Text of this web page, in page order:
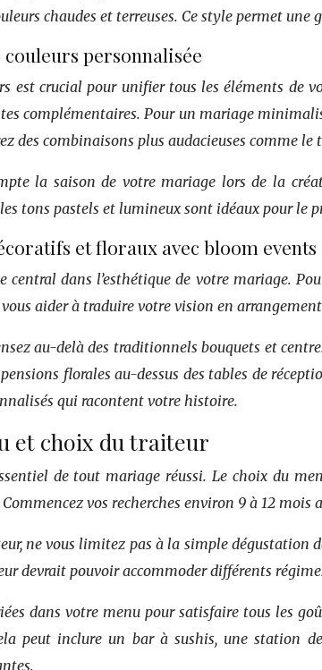
chaudes et terreuses. Ce style permet
couleurs personnalisée
est crucial pour unifier tous les éléments de
complémentaires. Pour un mariage
des combinaisons plus audacieuses comme
la saison de votre mariage lors de la
tons pastels et lumineux sont idéaux pour le
et floraux avec bloom events
dans l’esthétique de votre mariage.
vous aider à traduire votre vision en
au-delà des traditionnels bouquets et
florales au-dessus des tables de
qui racontent votre histoire.
et choix du traiteur
de tout mariage réussi. Le choix du
vos recherches environ 9 à 12
ne vous limitez pas à la simple dégustation
devrait pouvoir accommoder différents
dans votre menu pour satisfaire tous les
peut inclure un bar à sushis, une station